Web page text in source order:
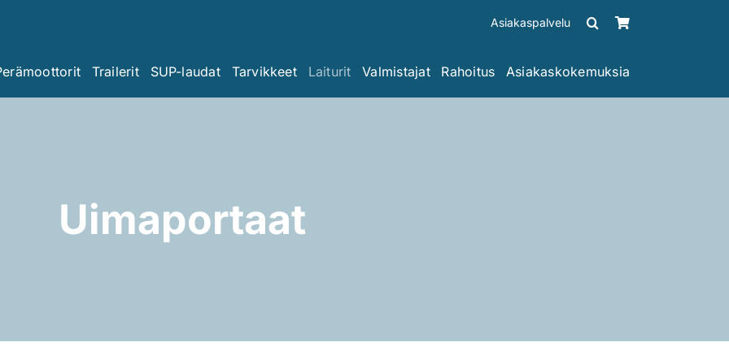
Asiakaspalvelu
Trailerit SUP-laudat Tarvikkeet Laiturit Valmistajat Rahoitus Asiakaskokemuksia
Uimaportaat